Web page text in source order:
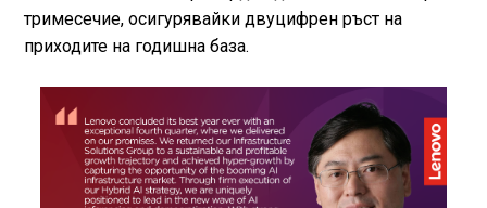
тримесечие, осигурявайки двуцифрен ръст на
приходите на годишна база.